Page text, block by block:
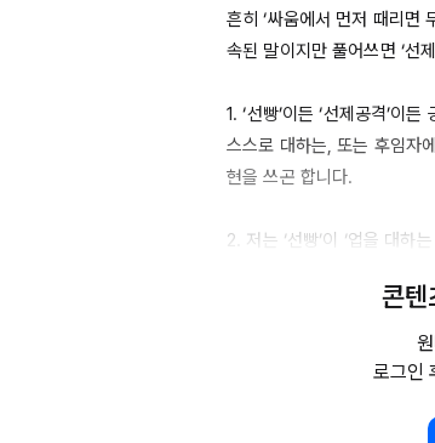
흔히 ‘싸움에서 먼저 때리면
속된 말이지만 풀어쓰면 ‘선
1. ‘선빵’이든 ‘선제공격’이
스스로 대하는, 또는 후임자
현을 쓰곤 합니다.
2. 저는 ‘선빵’이 ‘업을 대하
‘선빵’은 ‘고객 서비스’를
약 중인 고객사와 커뮤니케
서비스를 운영하며 지표에
콘텐
로그인